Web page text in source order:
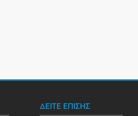
ΔΕΙΤΕ ΕΠΙΣΗΣ